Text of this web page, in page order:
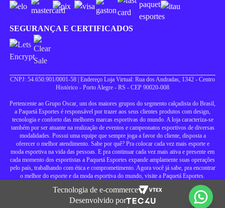
SEGURANÇA E CERTIFICADOS
CNPJ: 54.650.901/0001-58 | Endereço Loja Virtual: Rua dos Andradas, 1342 - Centro
Histórico - Porto Alegre - RS - CEP 90020-008
Pertencente ao Grupo Oscar, um dos maiores grupos do segmento calçadista do Brasil,
a Paquetá Esportes é responsável por trazer aos seus clientes produtos com design,
tecnologia e conforto das melhores marcas esportivas do mundo. A loja caracteriza-se
também por ser atuante na realização de eventos e campeonatos esportivos de diversas
modalidades. Possui uma equipe que sempre joga a favor do cliente, disposta a
oferecer o melhor atendimento. Sabe por quê? Pra colocar cada vez mais esporte e
moda esportiva na vida das pessoas. E pra continuar cada vez mais ativa e presente em
cada momento dos esportistas a Paquetá Esportes expande amplamente suas operações
pelo país, trabalhando com ética e comprometimento. Agora você já sabe, pra encontrar
o melhor do esporte e da moda esportiva do mundo, visite a Paquetá Esportes.
Tecnologia de e-commerce
Desenvolvido por